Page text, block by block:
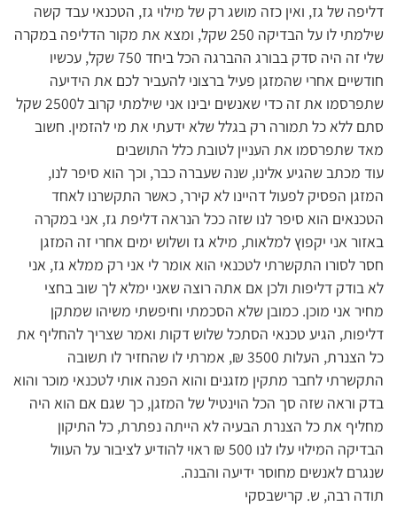
דליפה של גז, ואין כזה מושג רק של מילוי גז, הטכנאי עבד קשה
שילמתי לו על הבדיקה 250 שקל, ומצא את מקור הדליפה במקרה
שלי זה היה סדק בבורג ההברגה הכל ביחד 750 שקל, עכשיו
חודשיים אחרי שהמזגן פעיל ברצוני להעביר לכם את הידיעה
שתפרסמו את זה כדי שאנשים יבינו אני שילמתי קרוב ל2500 שקל
סתם ללא כל תמורה רק בגלל שלא ידעתי את מי להזמין. חשוב
מאד שתפרסמו את העניין לטובת כלל התושבים
עוד מכתב שהגיע אלינו, שנה שעברה כבר, וכך הוא סיפר לנו,
המזגן הפסיק לפעול דהיינו לא קירר, כאשר התקשרנו לאחד
הטכנאים הוא סיפר לנו שזה ככל הנראה דליפת גז, אני במקרה
באזור אני יקפוץ למלאות, מילא גז ושלוש ימים אחרי זה המזגן
חסר לסורו התקשרתי לטכנאי הוא אומר לי אני רק ממלא גז, אני
לא בודק דליפות ולכן אם אתה רוצה שאני ימלא לך שוב בחצי
מחיר אני מוכן. כמובן שלא הסכמתי וחיפשתי משיהו שמתקן
דליפות, הגיע טכנאי הסתכל שלוש דקות ואמר שצריך להחליף את
כל הצנרת, העלות 3500 ₪, אמרתי לו שהחזיר לו תשובה
התקשרתי לחבר מתקין מזגנים והוא הפנה אותי לטכנאי מוכר והוא
בדק וראה שזה סך הכל הוינטיל של המזגן, כך שגם אם הוא היה
מחליף את כל הצנרת הבעיה לא הייתה נפתרת, כל התיקון
הבדיקה המילוי עלו לנו 500 ₪ ראוי להודיע לציבור על העוול
שנגרם לאנשים מחוסר ידיעה והבנה.
תודה רבה, ש. קרישבסקי